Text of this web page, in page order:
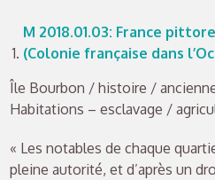
M 2018.01.03: France
(Colonie française dans
Île Bourbon / histoire /
Habitations – esclavage /
« Les notables de chaque
pleine autorité, et d’après un